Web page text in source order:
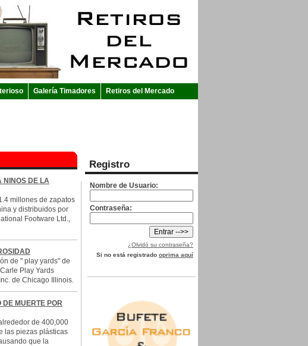
Galería Timadores
Retiros del Mercado
NINOS DE LA
millones de zapatos
y distribuidos por
Footware Ltd.,
de " play yards" de
Play Yards
de Chicago Illinois.
MUERTE POR
de 400,000
las piezas plásticas
que la
Registro
Nombre de Usuario:
Contraseña:
¿Olvidó su contraseña?
Si no está registrado oprima aquí